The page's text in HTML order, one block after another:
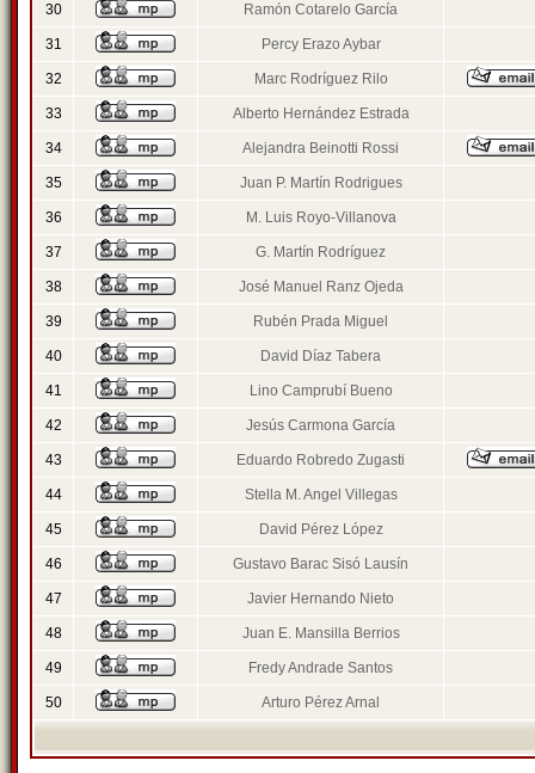
30 Ramón Cotarelo García
31 Percy Erazo Aybar
32 Marc Rodríguez Rilo
33 Alberto Hernández Estrada
34 Alejandra Beinotti Rossi
35 Juan P. Martín Rodrigues
36 M. Luis Royo-Villanova
37 G. Martín Rodríguez
38 José Manuel Ranz Ojeda
39 Rubén Prada Miguel
40 David Díaz Tabera
41 Lino Camprubí Bueno
42 Jesús Carmona García
43 Eduardo Robredo Zugasti
44 Stella M. Angel Villegas
45 David Pérez López
46 Gustavo Barac Sisó Lausín
47 Javier Hernando Nieto
48 Juan E. Mansilla Berrios
49 Fredy Andrade Santos
50 Arturo Pérez Arnal